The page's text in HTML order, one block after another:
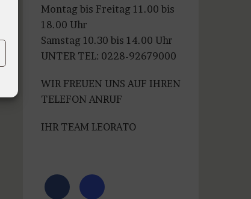
Montag bis Freitag 11.00 bis
18.00 Uhr
Samstag 10.30 bis 14.00 Uhr
UNTER TEL: 0228-92679000
WIR FREUEN UNS AUF IHREN
TELEFON ANRUF
IHR TEAM LEORATO